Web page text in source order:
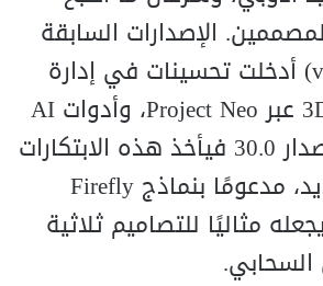
الإصدارات السابقة
مثل 2025 (v29.x) أدخلت تحسينات في إدارة
الألوان، دعم الـ3D عبر Project Neo، وأدوات AI
أساسية. أما الإصدار 30.0 فيأخذ هذه الابتكارات
إلى مستوى جديد، مدعومًا بنماذج Firefly
مثاليًا للتصاميم ثلاثية
السحابي.